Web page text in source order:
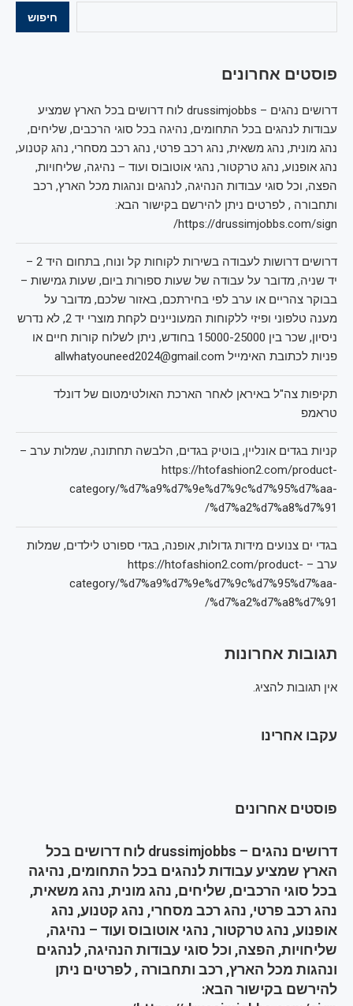
חיפוש
פוסטים אחרונים
דרושים נהגים – drussimjobbs לוח דרושים בכל הארץ שמציע
עבודות לנהגים בכל התחומים, נהיגה בכל סוגי הרכבים, שליחים,
נהג מונית, נהג משאית, נהג רכב פרטי, נהג רכב מסחרי, נהג קטנוע,
נהג אופנוע, נהג טרקטור, נהגי אוטובוס ועוד – נהיגה, שליחויות,
הפצה, וכל סוגי עבודות הנהיגה, לנהגים ונהגות מכל הארץ, רכב
ותחבורה , לפרטים ניתן להירשם בקישור הבא:
https://drussimjobbs.com/sign/
דרושים דרושות לעבודה בשירות לקוחות קל ונוח, בתחום היד 2 –
יד שניה, מדובר על עבודה של שעות ספורות ביום, שעות גמישות –
בבוקר צהריים או ערב לפי בחירתכם, באזור שלכם, מדובר על
מענה טלפוני ופיזי ללקוחות המעוניינים לקחת מוצרי יד 2, לא נדרש
ניסיון, שכר בין 15000-25000 בחודש, ניתן לשלוח קורות חיים או
פניות לכתובת האימייל allwhatyouneed2024@gmail.com
תקיפות צה"ל באיראן לאחר הארכת האולטימטום של דונלד
טראמפ
קניות בגדים אונליין, בוטיק בגדים, הלבשה תחתונה, שמלות ערב –
https://htofashion2.com/product-
category/%d7%a9%d7%9e%d7%9c%d7%95%d7%aa-
%d7%a2%d7%a8%d7%91/
בגדי ים צנועים מידות גדולות, אופנה, בגדי ספורט לילדים, שמלות
ערב – https://htofashion2.com/product-
category/%d7%a9%d7%9e%d7%9c%d7%95%d7%aa-
%d7%a2%d7%a8%d7%91/
תגובות אחרונות
אין תגובות להציג.
עקבו אחרינו
פוסטים אחרונים
דרושים נהגים – drussimjobbs לוח דרושים בכל
הארץ שמציע עבודות לנהגים בכל התחומים, נהיגה
בכל סוגי הרכבים, שליחים, נהג מונית, נהג משאית,
נהג רכב פרטי, נהג רכב מסחרי, נהג קטנוע, נהג
אופנוע, נהג טרקטור, נהגי אוטובוס ועוד – נהיגה,
שליחויות, הפצה, וכל סוגי עבודות הנהיגה, לנהגים
ונהגות מכל הארץ, רכב ותחבורה , לפרטים ניתן
להירשם בקישור הבא: